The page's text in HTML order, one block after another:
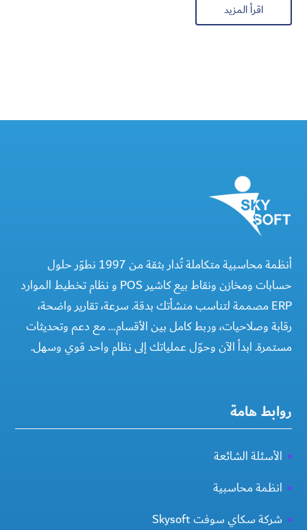
اقرأ المزيد
أنظمة محاسبية متكاملة تُدار بثقة من 1997 نطوّر حلول
حسابات ومخازن ونقاط بيع كاشير POS و نظام تخطيط الموارد
ERP مصممة لتناسب منشأتك بدقة. سرعة، تقارير واضحة،
رقابة وصلاحيات، وربط كامل بين الأقسام… مع دعم وتحديثات
مستمرة. ابدأ الآن وحوّل عملياتك إلى نظام واحد قوي وسهل.
روابط هامة
الأسئلة الشائعة
انظمة محاسبية
شركة سكاي سوفت Skysoft